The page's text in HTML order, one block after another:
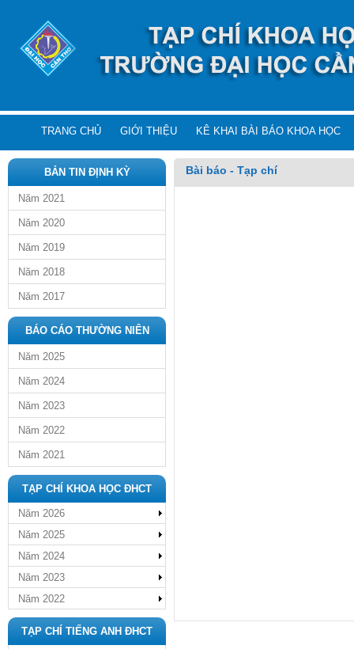
TRANG CHỦ GIỚI THIỆU KÊ KHAI BÀI BÁO KHOA HỌC
BẢN TIN ĐỊNH KỲ
Năm 2021
Năm 2020
Năm 2019
Năm 2018
Năm 2017
BÁO CÁO THƯỜNG NIÊN
Năm 2025
Năm 2024
Năm 2023
Năm 2022
Năm 2021
TẠP CHÍ KHOA HỌC ĐHCT
Năm 2026
Năm 2025
Năm 2024
Năm 2023
Năm 2022
TẠP CHÍ TIẾNG ANH ĐHCT
Bài báo - Tạp chí